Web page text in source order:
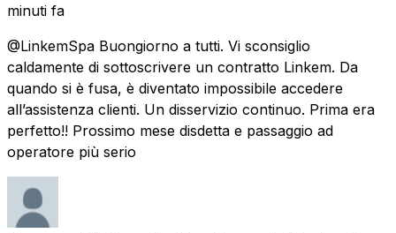
minuti fa
@LinkemSpa Buongiorno a tutti. Vi sconsiglio
caldamente di sottoscrivere un contratto Linkem. Da
quando si è fusa, è diventato impossibile accedere
all’assistenza clienti. Un disservizio continuo. Prima era
perfetto!! Prossimo mese disdetta e passaggio ad
operatore più serio